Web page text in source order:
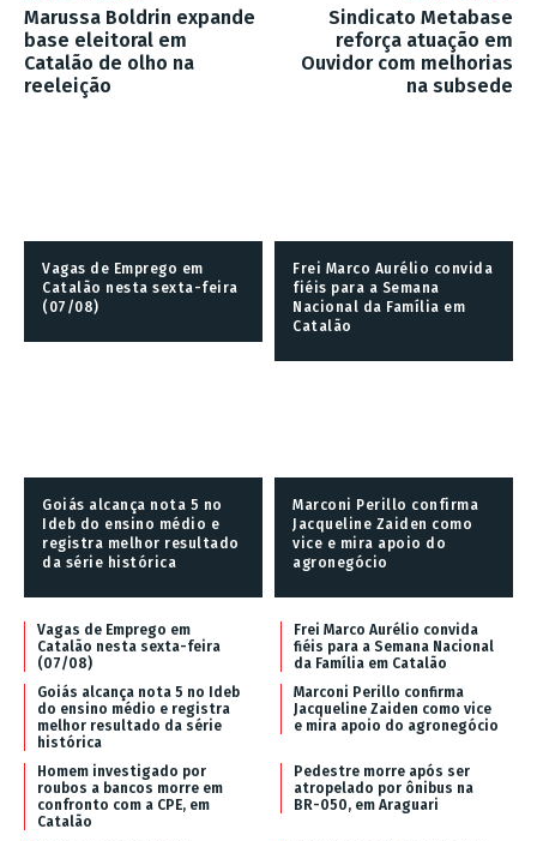
Marussa Boldrin expande
base eleitoral em
Catalão de olho na
reeleição
Sindicato Metabase
reforça atuação em
Ouvidor com melhorias
na subsede
Vagas de Emprego em
Catalão nesta sexta-feira
(07/08)
Frei Marco Aurélio convida
fiéis para a Semana
Nacional da Família em
Catalão
Goiás alcança nota 5 no
Ideb do ensino médio e
registra melhor resultado
da série histórica
Marconi Perillo confirma
Jacqueline Zaiden como
vice e mira apoio do
agronegócio
Vagas de Emprego em
Catalão nesta sexta-feira
(07/08)
Frei Marco Aurélio convida
fiéis para a Semana Nacional
da Família em Catalão
Goiás alcança nota 5 no Ideb
do ensino médio e registra
melhor resultado da série
histórica
Marconi Perillo confirma
Jacqueline Zaiden como vice
e mira apoio do agronegócio
Homem investigado por
roubos a bancos morre em
confronto com a CPE, em
Catalão
Pedestre morre após ser
atropelado por ônibus na
BR-050, em Araguari